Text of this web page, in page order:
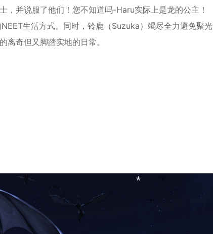
，并说服了他们！您不知道吗-Haru实际上是龙的公主！
生活方式。同时，铃鹿（Suzuka）竭尽全力避免聚光
离奇但又脚踏实地的日常。
*